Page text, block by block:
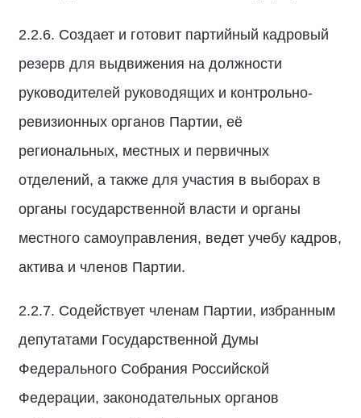
2.2.6. Создает и готовит партийный кадровый
резерв для выдвижения на должности
руководителей руководящих и контрольно-
ревизионных органов Партии, её
региональных, местных и первичных
отделений, а также для участия в выборах в
органы государственной власти и органы
местного самоуправления, ведет учебу кадров,
актива и членов Партии.
2.2.7. Содействует членам Партии, избранным
депутатами Государственной Думы
Федерального Собрания Российской
Федерации, законодательных органов